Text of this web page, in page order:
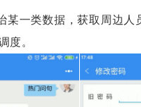
某一类数据，获取周边人
度。